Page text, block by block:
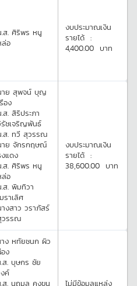
ส. ศิริพร หนู
ล่อ
งบประมาณเงิน
รายได้ :
4,400.00 บาท
ย สุพจน์ บุญ
อง
ส. สิริประภา
ชเจริญพันธ์
ส. ทวี สุวรรณ
ย จักรกฤษณ์
แดง
ส. ศิริพร หนู
ล่อ
ส. พิมทิวา
ราเลิศ
งสาว วราภัสร์
วรรณ
งบประมาณเงิน
รายได้ :
38,600.00 บาท
ง หทัยชนก ผิว
ง
ส. บุษกร ชัย
ค์
ส. นฤมล คงขุน ไม่มีข้อมูลแหล่ง